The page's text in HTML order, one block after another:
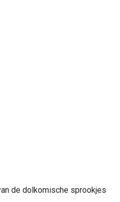
de dolkomische sprookjes